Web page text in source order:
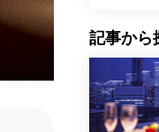
記事から